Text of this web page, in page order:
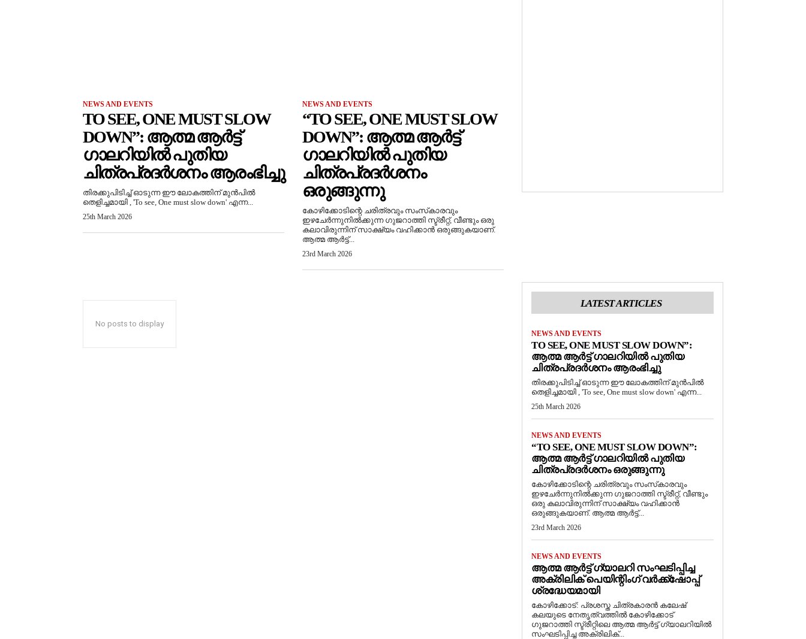
NEWS AND EVENTS
TO SEE, ONE MUST SLOW
DOWN”: ആത്മ ആർട്ട്
ഗാലറിയിൽ പുതിയ
ചിത്രപ്രദർശനം ആരംഭിച്ചു
തിരക്കുപിടിച്ച് ഓടുന്ന ഈ ലോകത്തിന് മുൻപിൽ
തെളിച്ചമായി , 'To see, One must slow down' എന്ന...
25th March 2026
NEWS AND EVENTS
“TO SEE, ONE MUST SLOW
DOWN”: ആത്മ ആർട്ട്
ഗാലറിയിൽ പുതിയ
ചിത്രപ്രദർശനം
ഒരുങ്ങുന്നു
കോഴിക്കോടിന്റെ ചരിത്രവും സംസ്‌കാരവും
ഇഴചേർന്നുനിൽക്കുന്ന ഗുജറാത്തി സ്ട്രീറ്റ്, വീണ്ടും ഒരു
കലാവിരുന്നിന് സാക്ഷ്യം വഹിക്കാൻ ഒരുങ്ങുകയാണ്.
ആത്മ ആർട്ട്...
23rd March 2026
No posts to display
LATEST ARTICLES
NEWS AND EVENTS
TO SEE, ONE MUST SLOW DOWN”:
ആത്മ ആർട്ട് ഗാലറിയിൽ പുതിയ
ചിത്രപ്രദർശനം ആരംഭിച്ചു
തിരക്കുപിടിച്ച് ഓടുന്ന ഈ ലോകത്തിന് മുൻപിൽ
തെളിച്ചമായി , 'To see, One must slow down' എന്ന...
25th March 2026
NEWS AND EVENTS
“TO SEE, ONE MUST SLOW DOWN”:
ആത്മ ആർട്ട് ഗാലറിയിൽ പുതിയ
ചിത്രപ്രദർശനം ഒരുങ്ങുന്നു
കോഴിക്കോടിന്റെ ചരിത്രവും സംസ്‌കാരവും
ഇഴചേർന്നുനിൽക്കുന്ന ഗുജറാത്തി സ്ട്രീറ്റ്, വീണ്ടും
ഒരു കലാവിരുന്നിന് സാക്ഷ്യം വഹിക്കാൻ
ഒരുങ്ങുകയാണ്. ആത്മ ആർട്ട്...
23rd March 2026
NEWS AND EVENTS
ആത്മ ആർട്ട് ഗ്യാലറി സംഘടിപ്പിച്ച
അക്രിലിക് പെയിന്റിംഗ് വർക്ക്‌ഷോപ്പ്
ശ്രദ്ധേയമായി
കോഴിക്കോട്: പ്രശസ്ത ചിത്രകാരൻ കലേഷ്
കലയുടെ നേതൃത്വത്തിൽ കോഴിക്കോട്
ഗുജറാത്തി സ്ട്രീറ്റിലെ ആത്മ ആർട്ട് ഗ്യാലറിയിൽ
സംഘടിപ്പിച്ച അക്രിലിക്...